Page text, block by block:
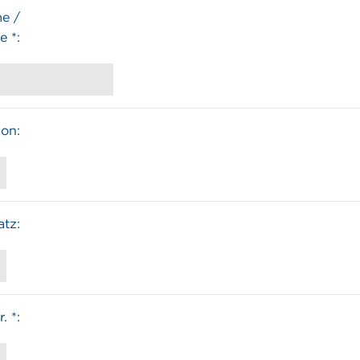
wird eine Kopie der E-Mail an guidle
/
*:
*: